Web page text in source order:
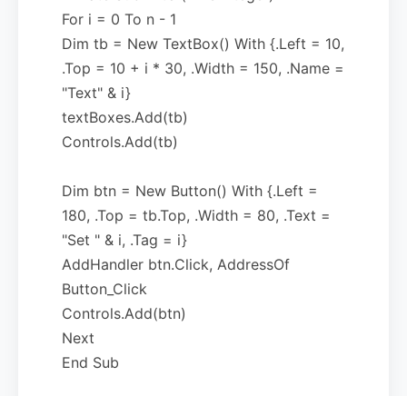
For i = 0 To n - 1
Dim tb = New TextBox() With {.Left = 10,
.Top = 10 + i * 30, .Width = 150, .Name =
"Text" & i}
textBoxes.Add(tb)
Controls.Add(tb)
Dim btn = New Button() With {.Left =
180, .Top = tb.Top, .Width = 80, .Text =
"Set " & i, .Tag = i}
AddHandler btn.Click, AddressOf
Button_Click
Controls.Add(btn)
Next
End Sub